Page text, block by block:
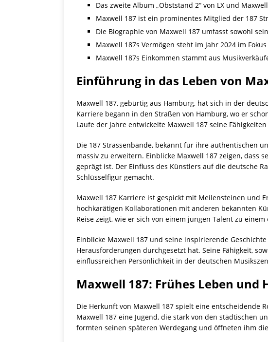
Das zweite Album „Obststand 2“ von LX und
Maxwell 187 ist ein prominentes Mitglied der 187
Die Biographie von Maxwell 187 umfasst sowohl
Maxwell 187s Vermögen steht im Jahr 2024 im
Maxwell 187s Einkommen stammt aus
Einführung in das Leben von
Maxwell 187, gebürtig aus Hamburg, hat sich in der
Karriere begann in den Straßen von Hamburg, wo er
Laufe der Jahre entwickelte Maxwell 187 seine
Die 187 Strassenbande, bekannt für ihre authentischen
massiv zu erweitern. Einblicke Maxwell 187 zeigen,
geprägt ist. Der Einfluss des Künstlers auf die deutsche
Schlüsselfigur gemacht.
Maxwell 187 Karriere ist gespickt mit Meilensteinen und
hochkarätigen Kollaborationen mit anderen bekannten
Reise zeigt, wie er sich von einem jungen Talent zu
Einblicke Maxwell 187 und seine inspirierende
Herausforderungen durchgesetzt hat. Seine Fähigkeit,
einflussreichen Persönlichkeit in der deutschen
Maxwell 187: Frühes Leben und
Die Herkunft von Maxwell 187 spielt eine entscheidende
Maxwell 187 eine Jugend, die stark von den städtischen
formten seinen späteren Werdegang und öffneten ihm